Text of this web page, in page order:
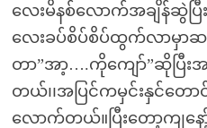
လေးမိနစ်လောက်အချိန်ဆွဲပြီ
လေးခပ်စိပ်စိပ်ထွက်လာမှာ
တာ”အာ့….ကိုကျော်”ဆိုပ
တယ်၊၊အပြင်ကမှင်းနှင်တော
လောက်တယ်။ပြီးတော့ကျန